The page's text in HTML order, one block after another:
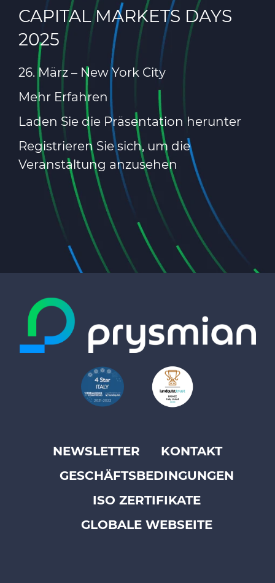
CAPITAL MARKETS DAYS
2025
26. März – New York City
Mehr Erfahren
Laden Sie die Präsentation herunter
Registrieren Sie sich, um die
Veranstaltung anzusehen
FooterNEWSLETTER
KONTAKT
GESCHÄFTSBEDINGUNGEN
ISO ZERTIFIKATE
GLOBALE WEBSEITE